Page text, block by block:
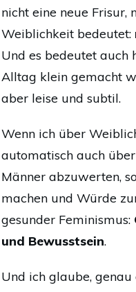
nicht eine neue Frisur,
Weiblichkeit bedeutet:
Und es bedeutet auch
Alltag klein gemacht
aber leise und subtil.
Wenn ich über
automatisch auch
Männer abzuwerten,
machen und Würde
gesunder Feminismus:
und Bewusstsein.
Und ich glaube,